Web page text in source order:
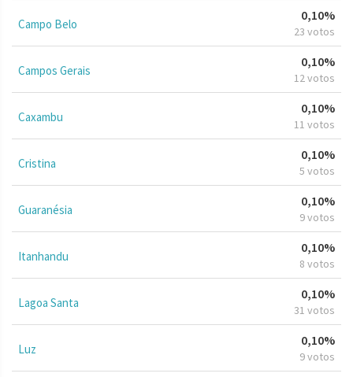
Campo Belo
0,10%
23 votos
Campos Gerais
0,10%
12 votos
Caxambu
0,10%
11 votos
Cristina
0,10%
5 votos
Guaranésia
0,10%
9 votos
Itanhandu
0,10%
8 votos
Lagoa Santa
0,10%
31 votos
Luz
0,10%
9 votos